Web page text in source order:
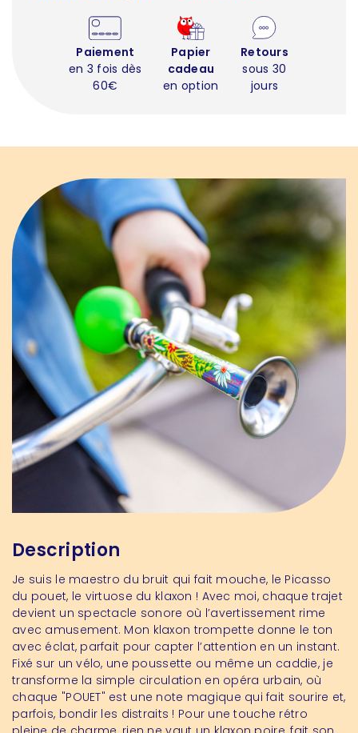
Paiement
en 3 fois dès
60€
Papier
cadeau
en option
Retours
sous 30
jours
Description
Je suis le maestro du bruit qui fait mouche, le Picasso
du pouet, le virtuose du klaxon ! Avec moi, chaque trajet
devient un spectacle sonore où l’avertissement rime
avec amusement. Mon klaxon trompette donne le ton
avec éclat, parfait pour capter l’attention en un instant.
Fixé sur un vélo, une poussette ou même un caddie, je
transforme la simple circulation en opéra urbain, où
chaque "POUET" est une note magique qui fait sourire et,
parfois, bondir les distraits ! Pour une touche rétro